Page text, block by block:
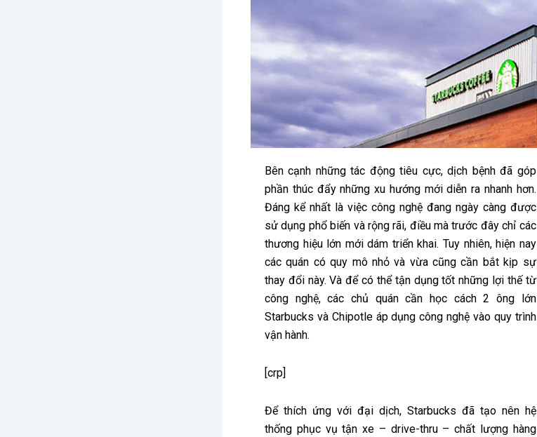
Bên cạnh những tác động tiêu cực, dịch bệnh đã góp
phần thúc đẩy những xu hướng mới diễn ra nhanh hơn.
Đáng kể nhất là việc công nghệ đang ngày càng được
sử dụng phổ biến và rộng rãi, điều mà trước đây chỉ các
thương hiệu lớn mới dám triển khai. Tuy nhiên, hiện nay
các quán có quy mô nhỏ và vừa cũng cần bắt kịp sự
thay đổi này. Và để có thể tận dụng tốt những lợi thế từ
công nghệ, các chủ quán cần học cách 2 ông lớn
Starbucks và Chipotle áp dụng công nghệ vào quy trình
vận hành.
[crp]
Để thích ứng với đại dịch, Starbucks đã tạo nên hệ
thống phục vụ tận xe – drive-thru – chất lượng hàng